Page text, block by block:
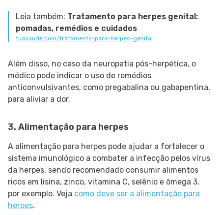
Leia também: Tratamento para herpes genital:
pomadas, remédios e cuidados
tuasaude.com/tratamento-para-herpes-genital
Além disso, no caso da neuropatia pós-herpética, o
médico pode indicar o uso de remédios
anticonvulsivantes, como pregabalina ou gabapentina,
para aliviar a dor.
3. Alimentação para herpes
A alimentação para herpes pode ajudar a fortalecer o
sistema imunológico a combater a infecção pelos vírus
da herpes, sendo recomendado consumir alimentos
ricos em lisina, zinco, vitamina C, selênio e ômega 3,
por exemplo. Veja como deve ser a alimentação para
herpes.